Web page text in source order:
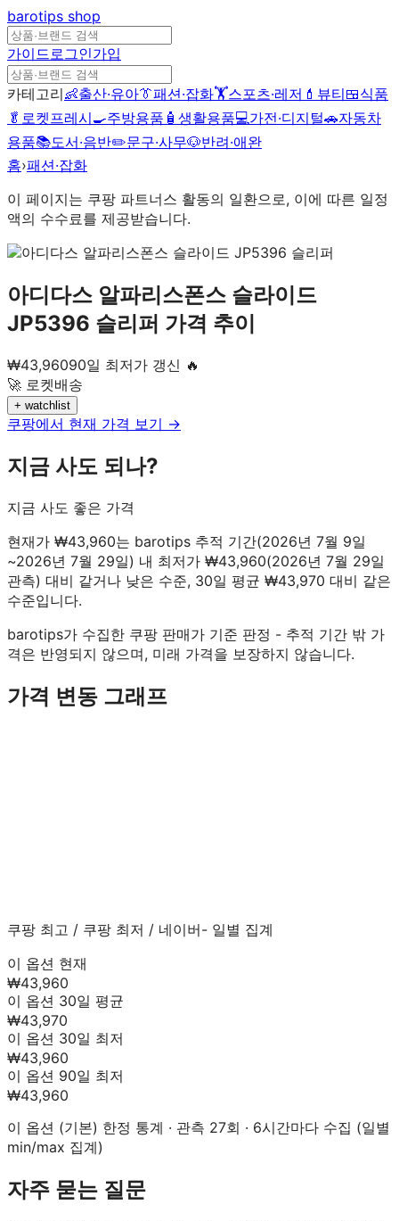
barotips shop
가이드로그인가입
카테고리👶출산·유아👔패션·잡화🏋️스포츠·레저 💄 뷰티🍱식품
🥬 로켓프레시🍳주방용품 🧴 생활용품💻가전·디지털🚗자동차
용품📚도서·음반✏️문구·사무🐶반려·애완
홈›패션·잡화
이 페이지는 쿠팡 파트너스 활동의 일환으로, 이에 따른 일정
액의 수수료를 제공받습니다.
아디다스 알파리스폰스 슬라이드
JP5396 슬리퍼 가격 추이
₩43,96090일 최저가 갱신 🔥
🚀 로켓배송
+ watchlist
쿠팡에서 현재 가격 보기 →
지금 사도 되나?
지금 사도 좋은 가격
현재가 ₩43,960는 barotips 추적 기간(2026년 7월 9일
~2026년 7월 29일) 내 최저가 ₩43,960(2026년 7월 29일
관측) 대비 같거나 낮은 수준, 30일 평균 ₩43,970 대비 같은
수준입니다.
barotips가 수집한 쿠팡 판매가 기준 판정 - 추적 기간 밖 가
격은 반영되지 않으며, 미래 가격을 보장하지 않습니다.
가격 변동 그래프
쿠팡 최고 / 쿠팡 최저 / 네이버- 일별 집계
이 옵션 현재
₩43,960
이 옵션 30일 평균
₩43,970
이 옵션 30일 최저
₩43,960
이 옵션 90일 최저
₩43,960
이 옵션 (기본) 한정 통계 · 관측 27회 · 6시간마다 수집 (일별
min/max 집계)
자주 묻는 질문